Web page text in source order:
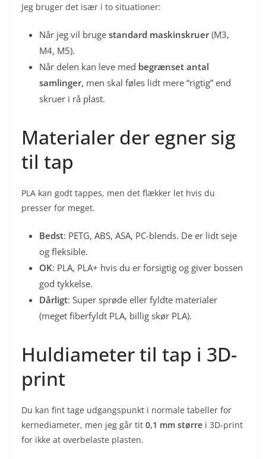
Jeg bruger det især i to situationer:
Når jeg vil bruge standard maskinskruer(M3,
M4, M5).
Når delen kan leve med begrænset antal
samlinger, men skal føles lidt mere “rigtig” end
skruer i rå plast.
Materialer der egner sig
til tap
PLA kan godt tappes, men det flækker let hvis du
presser for meget.
Bedst: PETG, ABS, ASA, PC-blends. De er lidt seje
og fleksible.
OK: PLA, PLA+ hvis du er forsigtig og giver bossen
god tykkelse.
Dårligt: Super sprøde eller fyldte materialer
(meget fiberfyldt PLA, billig skør PLA).
Huldiameter til tap i 3D-
print
Du kan fint tage udgangspunkt i normale tabeller for
kernediameter, men jeg går tit 0,1 mm større i 3D-print
for ikke at overbelaste plasten.